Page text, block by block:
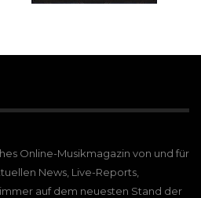
Online-Musikmagazin von und für
News, Live-Reports,
auf dem neuesten Stand der